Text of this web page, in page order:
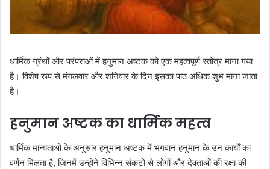
धार्मिक ग्रंथों और परंपराओं में हनुमान अष्टक को एक महत्वपूर्ण स्तोत्र माना गया
है। विशेष रूप से मंगलवार और शनिवार के दिन इसका पाठ अधिक शुभ माना जाता
है।
हनुमान अष्टक का धार्मिक महत्व
धार्मिक मान्यताओं के अनुसार हनुमान अष्टक में भगवान हनुमान के उन कार्यों का
वर्णन मिलता है, जिनमें उन्होंने विभिन्न संकटों से लोगों और देवताओं की रक्षा की